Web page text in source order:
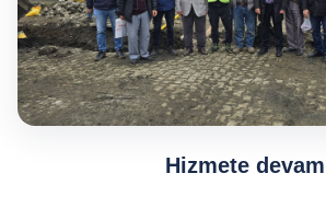
Hizmete devam